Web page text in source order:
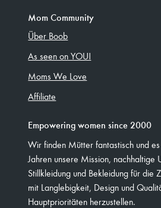
Mom Community
Über Boob
As seen on YOU!
Moms We Love
Affiliate
Empowering women since 2000
Wir finden Mütter fantastisch und
Jahren unsere Mission, nachhaltige
Stillkleidung und Bekleidung für die
mit Langlebigkeit, Design und
Hauptprioritäten herzustellen.